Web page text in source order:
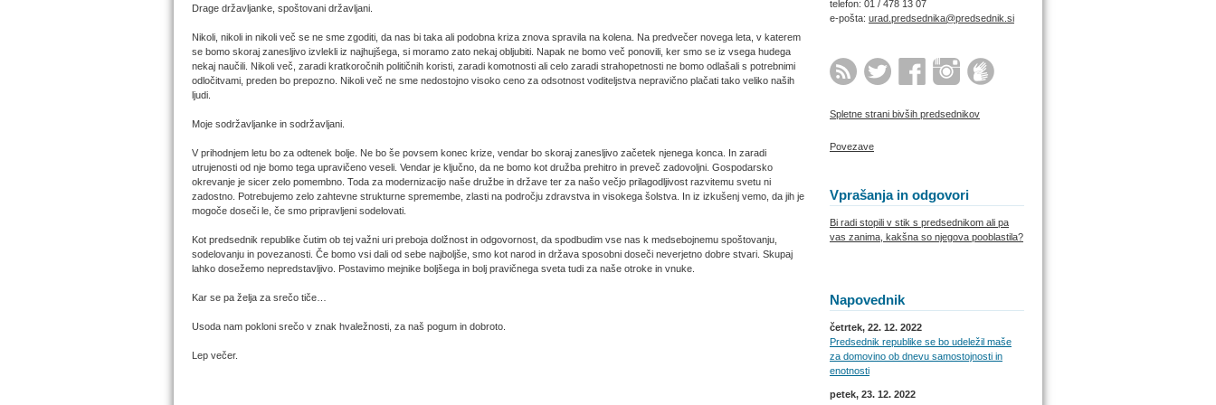
Drage državljanke, spoštovani državljani.
Nikoli, nikoli in nikoli več se ne sme zgoditi, da nas bi taka ali podobna kriza znova spravila na kolena. Na predvečer novega leta, v katerem
se bomo skoraj zanesljivo izvlekli iz najhujšega, si moramo zato nekaj obljubiti. Napak ne bomo več ponovili, ker smo se iz vsega hudega
nekaj naučili. Nikoli več, zaradi kratkoročnih političnih koristi, zaradi komotnosti ali celo zaradi strahopetnosti ne bomo odlašali s potrebnimi
odločitvami, preden bo prepozno. Nikoli več ne sme nedostojno visoko ceno za odsotnost voditeljstva nepravično plačati tako veliko naših
ljudi.
Moje sodržavljanke in sodržavljani.
V prihodnjem letu bo za odtenek bolje. Ne bo še povsem konec krize, vendar bo skoraj zanesljivo začetek njenega konca. In zaradi
utrujenosti od nje bomo tega upravičeno veseli. Vendar je ključno, da ne bomo kot družba prehitro in preveč zadovoljni. Gospodarsko
okrevanje je sicer zelo pomembno. Toda za modernizacijo naše družbe in države ter za našo večjo prilagodljivost razvitemu svetu ni
zadostno. Potrebujemo zelo zahtevne strukturne spremembe, zlasti na področju zdravstva in visokega šolstva. In iz izkušenj vemo, da jih je
mogoče doseči le, če smo pripravljeni sodelovati.
Kot predsednik republike čutim ob tej važni uri preboja dolžnost in odgovornost, da spodbudim vse nas k medsebojnemu spoštovanju,
sodelovanju in povezanosti. Če bomo vsi dali od sebe najboljše, smo kot narod in država sposobni doseči neverjetno dobre stvari. Skupaj
lahko dosežemo nepredstavljivo. Postavimo mejnike boljšega in bolj pravičnega sveta tudi za naše otroke in vnuke.
Kar se pa želja za srečo tiče…
Usoda nam pokloni srečo v znak hvaležnosti, za naš pogum in dobroto.
Lep večer.
telefon: 01 / 478 13 07
e-pošta: urad.predsednika@predsednik.si
Spletne strani bivših predsednikov
Povezave
Vprašanja in odgovori
Bi radi stopili v stik s predsednikom ali pa
vas zanima, kakšna so njegova pooblastila?
Napovednik
četrtek, 22. 12. 2022
Predsednik republike se bo udeležil maše
za domovino ob dnevu samostojnosti in
enotnosti
petek, 23. 12. 2022